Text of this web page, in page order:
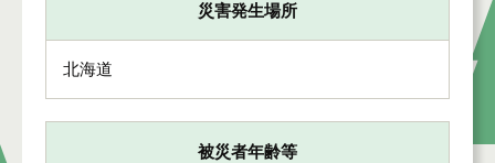
災害発生場所
北海道
被災者年齢等